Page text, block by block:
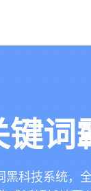
词
黑科技系统，